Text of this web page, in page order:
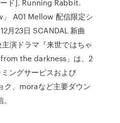
ド]. Running Rabbit.
A01 Mellow 配信限定シ
月23日 SCANDAL 新曲
演ドラマ『来世ではちゃ
the darkness」は、2
ングサービスおよび
ク、moraなど主要ダウン